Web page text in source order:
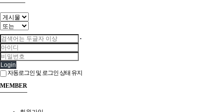
Login
자동로그인 및 로그인 상태 유지
MEMBER